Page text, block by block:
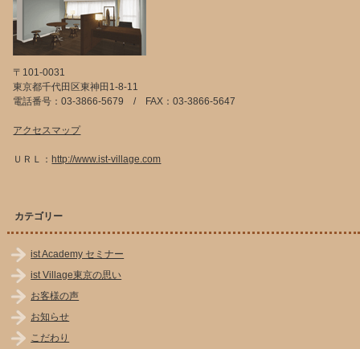
〒101-0031
東京都千代田区東神田1-8-11
電話番号：03-3866-5679 / FAX：03-3866-5647
アクセスマップ
ＵＲＬ：http://www.ist-village.com
カテゴリー
ist Academy セミナー
ist Village東京の思い
お客様の声
お知らせ
こだわり